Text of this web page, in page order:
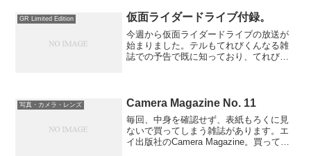
GR Limited Edition 仮面ライダードライブ付録。
今週から仮面ライダードライブの放送が
始まりました。テルもてれびくんなる雑
誌での予告で既に知っており、てれびく
動する重要アイテム）の...
写真・カメラ・レンズ Camera Magazine No. 11
毎回、中身を確認せず、表紙もろくに見
ないで買ってしまう雑誌があります。エ
イ出版社のCamera Magazine。買ってし